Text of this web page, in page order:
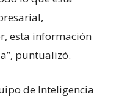
esta información
puntualizó.
de Inteligencia